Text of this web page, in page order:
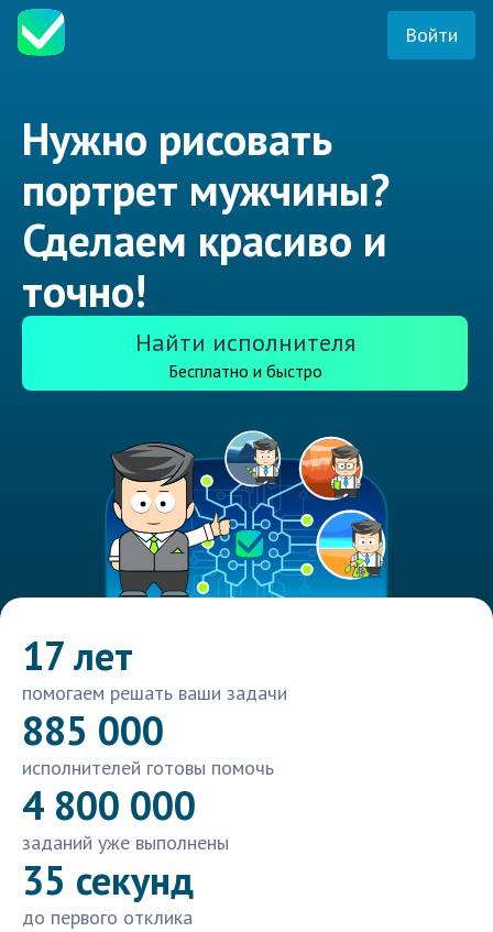
Войти
Нужно рисовать
портрет мужчины?
Сделаем красиво и
точно!
Найти исполнителя
Бесплатно и быстро
17 лет
помогаем решать ваши задачи
885 000
исполнителей готовы помочь
4 800 000
заданий уже выполнены
35 секунд
до первого отклика